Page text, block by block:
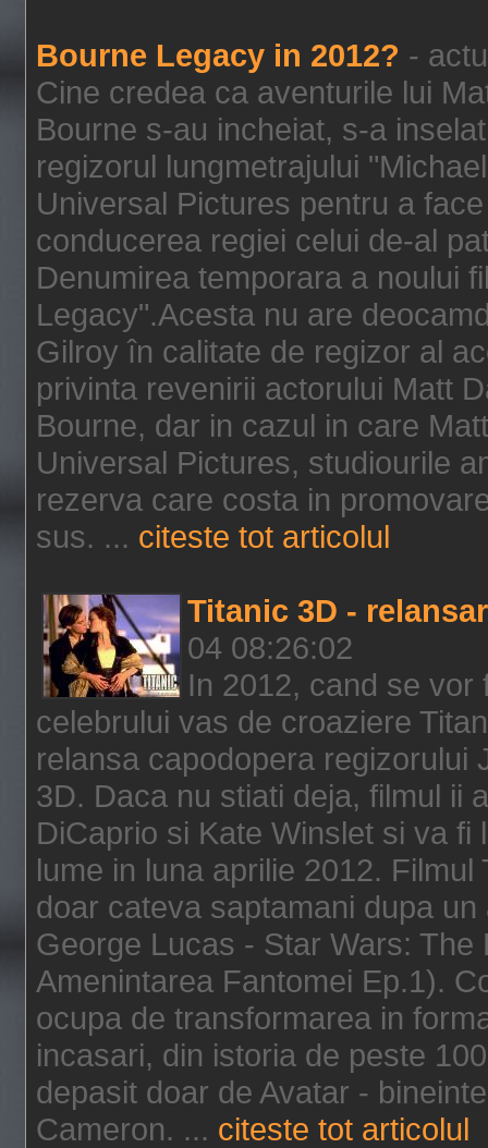
Bourne Legacy in 2012? -
Cine credea ca aventurile lui
Bourne s-au incheiat, s-a
regizorul lungmetrajului
Universal Pictures pentru a
conducerea regiei celui de-al
Denumirea temporara a noului
Legacy".Acesta nu are
Gilroy în calitate de regizor al
privinta revenirii actorului Matt
Bourne, dar in cazul in care
Universal Pictures, studiourile
rezerva care costa in
sus. ... citeste tot articolul
Titanic 3D -
04 08:26:02
In 2012, cand se
celebrului vas de croaziere
relansa capodopera regizorului
3D. Daca nu stiati deja, filmul ii
DiCaprio si Kate Winslet si va
lume in luna aprilie 2012.
doar cateva saptamani dupa
George Lucas - Star Wars:
Amenintarea Fantomei Ep.1).
ocupa de transformarea in
incasari, din istoria de peste
depasit doar de Avatar -
Cameron. ... citeste tot articolul